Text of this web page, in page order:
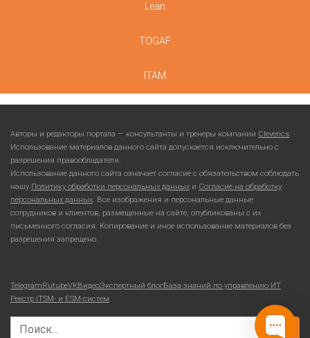
Lean
TOGAF
ITAM
Авторы и редакторы портала — консультанты и тренеры компании Cleverics.
Использование материалов данного сайта допускается исключительно с
разрешения правообладателя.
Использование данного сайта означает согласие с обязательством соблюдать
нашу Политику обработки персональных данных и Согласие на обработку
персональных данных. Все изображения и персональные данные
сотрудников и клиентов, размещенные на сайте, опубликованы с их
письменного согласия. Копирование и иное использование материалов без
разрешения запрещено.
TelegramRutubeVKВидеоЭкспертный блогБаза знаний по управлению ИТ
Реестр ITSM- и ESM-систем
Search for